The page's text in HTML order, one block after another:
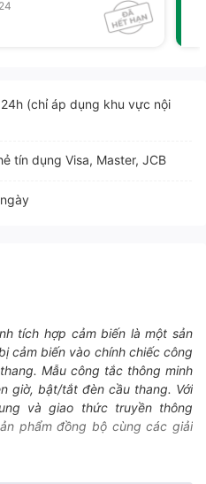
(chỉ áp dụng khu vực nội
tín dụng Visa, Master, JCB
tích hợp cảm biến là một sản
cảm biến vào chính chiếc công
Mẫu công tắc thông minh
giờ, bật/tắt đèn cầu thang. Với
và giao thức truyền thông
phẩm đồng bộ cùng các giải